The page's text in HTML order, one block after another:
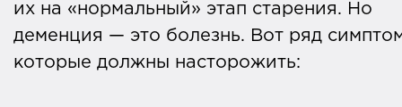
их на «нормальный» этап старения. Но
деменция — это болезнь. Вот ряд
которые должны насторожить: